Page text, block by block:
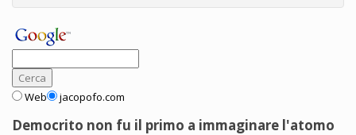
Web jacopofo.com
Democrito non fu il primo a immaginare l'atomo